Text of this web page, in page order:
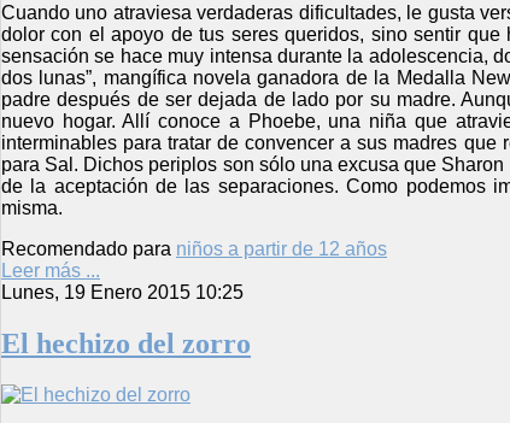
Cuando uno atraviesa verdaderas dificultades, le gusta
dolor con el apoyo de tus seres queridos, sino sentir
sensación se hace muy intensa durante la adolescencia,
dos lunas”, mangífica novela ganadora de la Medalla
padre después de ser dejada de lado por su madre.
nuevo hogar. Allí conoce a Phoebe, una niña que
interminables para tratar de convencer a sus madres
para Sal. Dichos periplos son sólo una excusa que
de la aceptación de las separaciones. Como podemos
misma.
Recomendado para niños a partir de 12 años
Leer más ...
Lunes, 19 Enero 2015 10:25
El hechizo del zorro